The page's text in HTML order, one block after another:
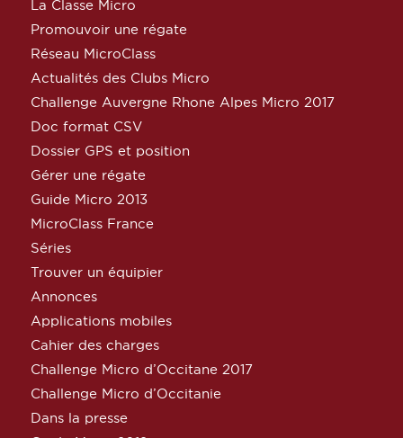
La Classe Micro
Promouvoir une régate
Réseau MicroClass
Actualités des Clubs Micro
Challenge Auvergne Rhone Alpes Micro 2017
Doc format CSV
Dossier GPS et position
Gérer une régate
Guide Micro 2013
MicroClass France
Séries
Trouver un équipier
Annonces
Applications mobiles
Cahier des charges
Challenge Micro d’Occitane 2017
Challenge Micro d’Occitanie
Dans la presse